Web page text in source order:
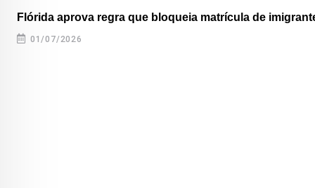
Flórida aprova regra que bloqueia matrícula de
01/07/2026